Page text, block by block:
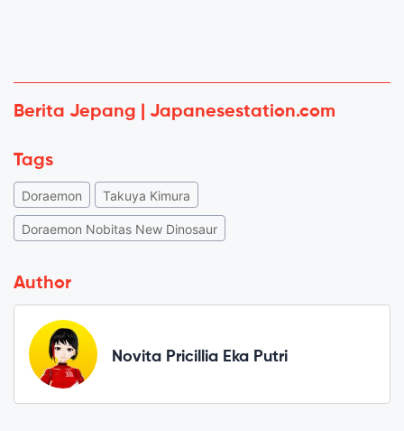
Berita Jepang | Japanesestation.com
Tags
Doraemon Takuya Kimura
Doraemon Nobitas New Dinosaur
Author
Novita Pricillia Eka Putri